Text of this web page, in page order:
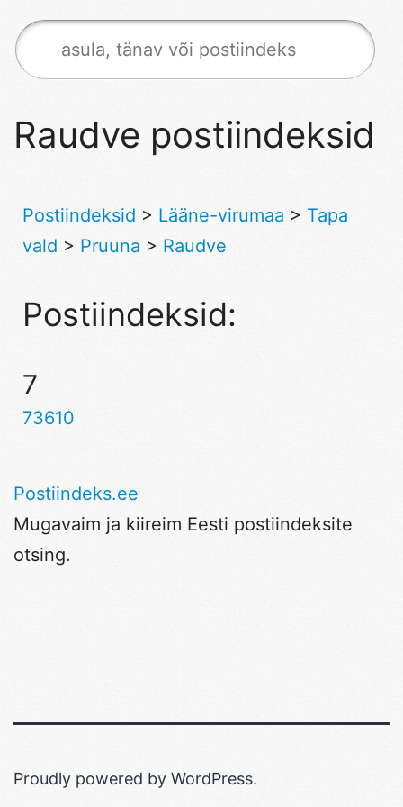
Raudve postiindeksid
Postiindeksid > Lääne-virumaa > Tapa
vald > Pruuna > Raudve
Postiindeksid:
7
73610
Postiindeks.ee
Mugavaim ja kiireim Eesti postiindeksite
otsing.
Proudly powered by WordPress.